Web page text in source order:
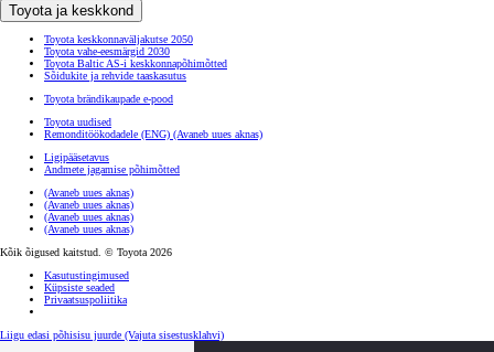
Toyota ja keskkond
Toyota keskkonnaväljakutse 2050
Toyota vahe-eesmärgid 2030
Toyota Baltic AS-i keskkonnapõhimõtted
Sõidukite ja rehvide taaskasutus
Toyota brändikaupade e-pood
Toyota uudised
Remonditöökodadele (ENG) (Avaneb uues aknas)
Ligipääsetavus
Andmete jagamise põhimõtted
(Avaneb uues aknas)
(Avaneb uues aknas)
(Avaneb uues aknas)
(Avaneb uues aknas)
Kõik õigused kaitstud. © Toyota 2026
Kasutustingimused
Küpsiste seaded
Privaatsuspoliitika
Liigu edasi põhisisu juurde (Vajuta sisestusklahvi)